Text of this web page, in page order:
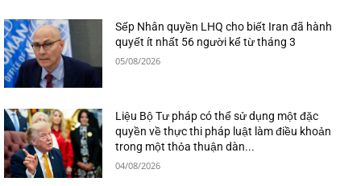
Sếp Nhân quyền LHQ cho biết Iran đã hành
quyết ít nhất 56 người kể từ tháng 3
05/08/2026
Liệu Bộ Tư pháp có thể sử dụng một đặc
quyền về thực thi pháp luật làm điều khoản
trong một thỏa thuận dàn...
04/08/2026